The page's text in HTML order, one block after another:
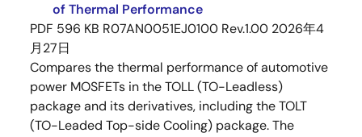
of Thermal Performance
PDF 596 KB R07AN0051EJ0100 Rev.1.00 2026年4
月27日
Compares the thermal performance of automotive
power MOSFETs in the TOLL (TO-Leadless)
package and its derivatives, including the TOLT
(TO-Leaded Top-side Cooling) package. The